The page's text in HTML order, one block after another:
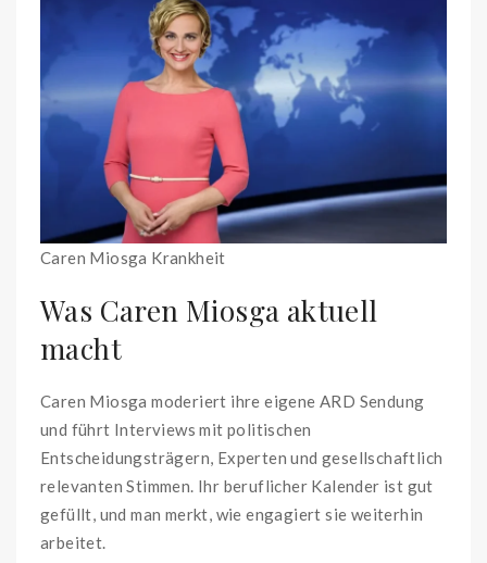
Caren Miosga Krankheit
Was Caren Miosga aktuell
macht
Caren Miosga moderiert ihre eigene ARD Sendung
und führt Interviews mit politischen
Entscheidungsträgern, Experten und gesellschaftlich
relevanten Stimmen. Ihr beruflicher Kalender ist gut
gefüllt, und man merkt, wie engagiert sie weiterhin
arbeitet.